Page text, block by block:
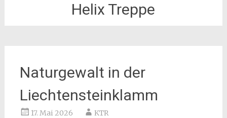
Helix Treppe
Naturgewalt in der
Liechtensteinklamm
17. Mai 2026 KTR